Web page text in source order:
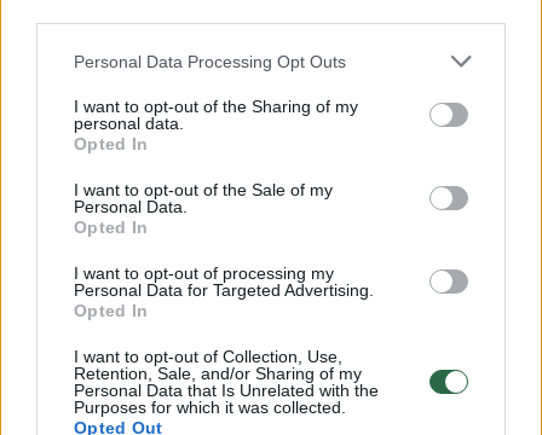
Personal Data Processing Opt Outs
I want to opt-out of the Sharing of my
personal data.
Opted In
I want to opt-out of the Sale of my
Personal Data.
Opted In
I want to opt-out of processing my
Personal Data for Targeted Advertising.
Opted In
I want to opt-out of Collection, Use,
Retention, Sale, and/or Sharing of my
Personal Data that Is Unrelated with the
Purposes for which it was collected.
Opted Out
Žinios | Lietuvos diena
00:02:15
Sužinokite, kokius obuolius renkasi pirkėjai
Žinios | Lietuvos diena
Turguose – lietuviški kokybiški obuoliai
Žinios | Lietuvos diena
Sužinokite, kas tai per sertifikatas – ženklas „Kokybė“
Žinios | Gyvenimo būdas